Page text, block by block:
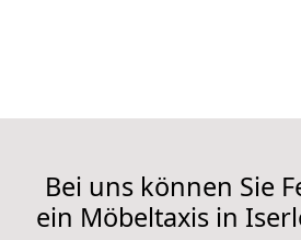
Bei uns können Sie
ein Möbeltaxis in